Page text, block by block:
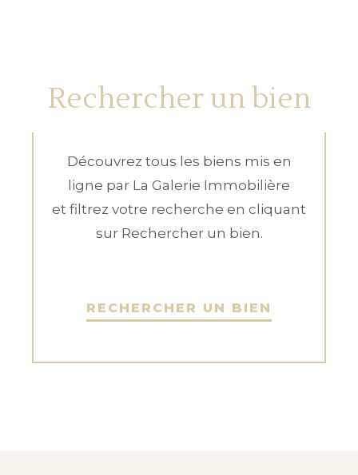
Rechercher un bien
Découvrez tous les biens mis en
ligne par La Galerie Immobilière
et filtrez votre recherche en cliquant
sur Rechercher un bien.
RECHERCHER UN BIEN